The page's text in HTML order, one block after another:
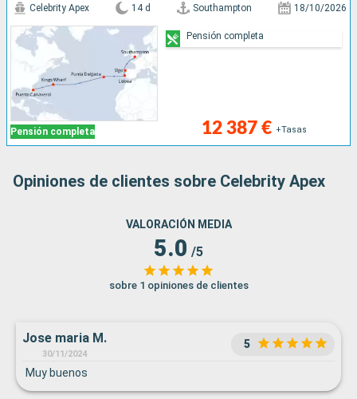
Pensión completa
Celebrity Apex 14 d Southampton 18/10/2026
12 387 € +Tasas
Pensión completa
Opiniones de clientes sobre Celebrity Apex
VALORACIÓN MEDIA
5.0 /5
sobre 1 opiniones de clientes
Jose maria M.
30/11/2024
5
Muy buenos